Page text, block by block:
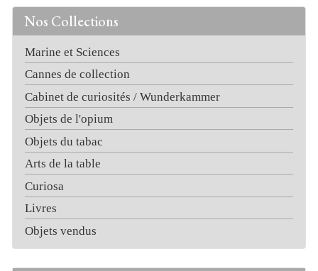
Nos Collections
Marine et Sciences
Cannes de collection
Cabinet de curiosités / Wunderkammer
Objets de l'opium
Objets du tabac
Arts de la table
Curiosa
Livres
Objets vendus